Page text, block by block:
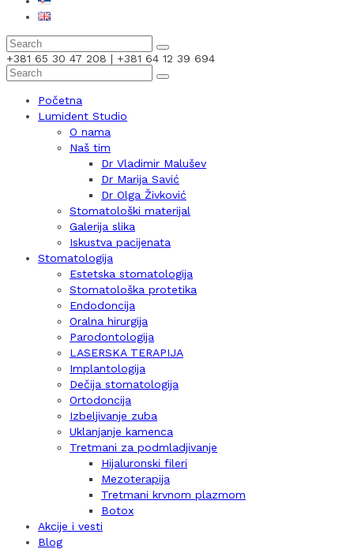
+381 65 30 47 208 | +381 64 12 39 694
Početna
Lumident Studio
O nama
Naš tim
Dr Vladimir Malušev
Dr Marija Savić
Dr Olga Živković
Stomatološki materijal
Galerija slika
Iskustva pacijenata
Stomatologija
Estetska stomatologija
Stomatološka protetika
Endodoncija
Oralna hirurgija
Parodontologija
LASERSKA TERAPIJA
Implantologija
Dečija stomatologija
Ortodoncija
Izbeljivanje zuba
Uklanjanje kamenca
Tretmani za podmladjivanje
Hijaluronski fileri
Mezoterapija
Tretmani krvnom plazmom
Botox
Akcije i vesti
Blog